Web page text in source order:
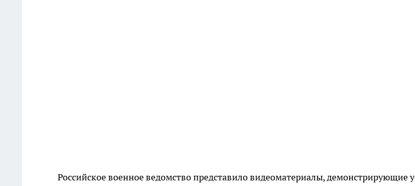
Российское военное ведомство представило видеоматериалы, демонстрирующие